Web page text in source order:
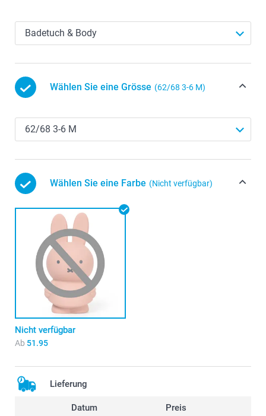
Wählen Sie eine Grösse (62/68 3-6 M)
Wählen Sie eine Farbe (Nicht verfügbar)
Nicht verfügbar
Ab 51.95
Lieferung
Datum Preis